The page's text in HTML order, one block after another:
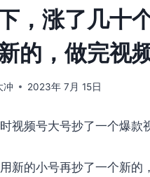
，涨了几十
的，做完视
冲 2023年 7月 15日
视频号大号抄了一个爆款
新的小号再抄了一个新的